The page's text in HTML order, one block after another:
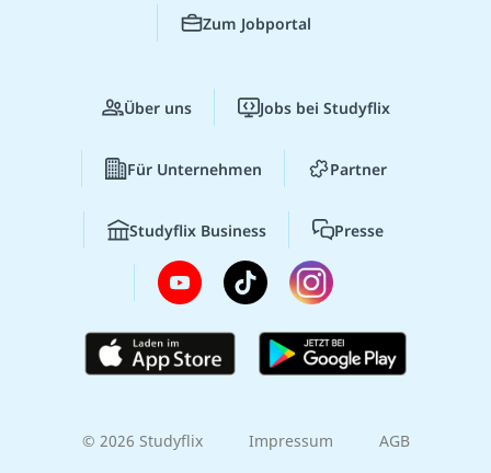
Zum Jobportal
Über uns Jobs bei Studyflix
Für Unternehmen Partner
Studyflix Business Presse
© 2026 Studyflix Impressum AGB